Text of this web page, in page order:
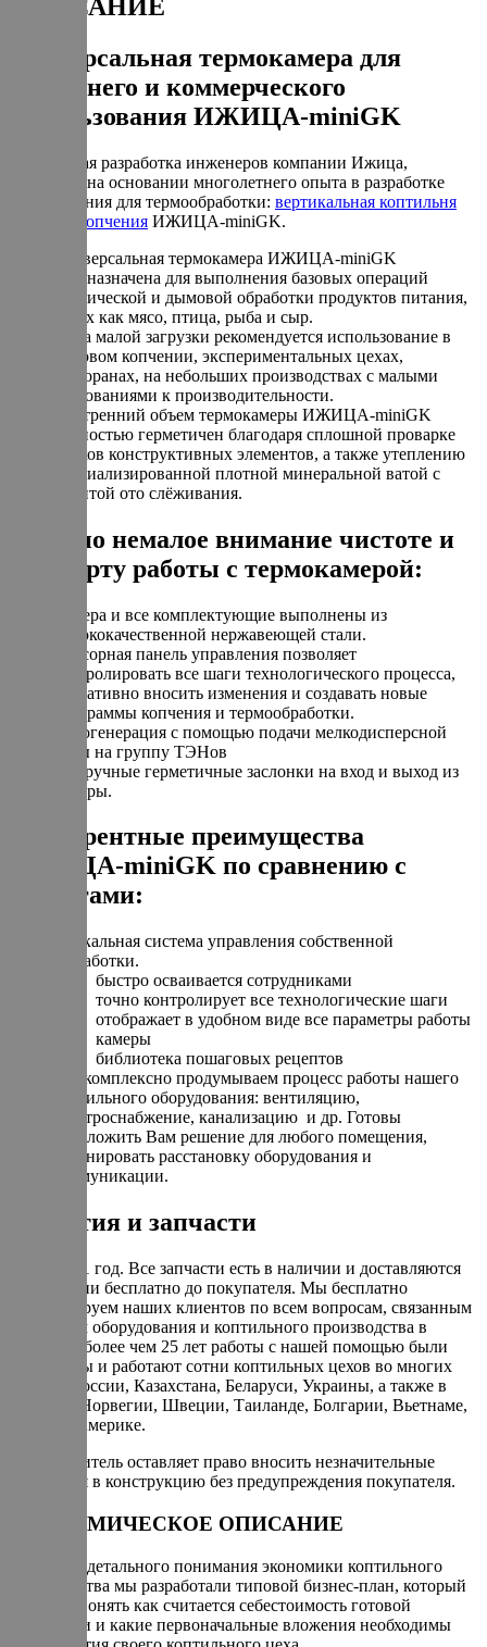
ОПИСАНИЕ
Универсальная термокамера для
домашнего и коммерческого
использования ИЖИЦА-miniGK
Уникальная разработка инженеров компании Ижица,
созданная на основании многолетнего опыта в разработке
оборудования для термообработки: вертикальная коптильня
горячего копчения ИЖИЦА-miniGK.
Универсальная термокамера ИЖИЦА-miniGK
предназначена для выполнения базовых операций
термической и дымовой обработки продуктов питания,
таких как мясо, птица, рыба и сыр.
Из-за малой загрузки рекомендуется использование в
бытовом копчении, экспериментальных цехах,
ресторанах, на небольших производствах с малыми
требованиями к производительности.
Внутренний объем термокамеры ИЖИЦА-miniGK
полностью герметичен благодаря сплошной проварке
стыков конструктивных элементов, а также утеплению
специализированной плотной минеральной ватой с
защитой ото слёживания.
Уделено немалое внимание чистоте и
комфорту работы с термокамерой:
Камера и все комплектующие выполнены из
высококачественной нержавеющей стали.
Сенсорная панель управления позволяет
контролировать все шаги технологического процесса,
оперативно вносить изменения и создавать новые
программы копчения и термообработки.
Парогенерация с помощью подачи мелкодисперсной
воды на группу ТЭНов
Две ручные герметичные заслонки на вход и выход из
камеры.
Конкурентные преимущества
ИЖИЦА-miniGK по сравнению с
аналогами:
Уникальная система управления собственной
разработки.
быстро осваивается сотрудниками
точно контролирует все технологические шаги
отображает в удобном виде все параметры работы
камеры
библиотека пошаговых рецептов
Мы комплексно продумываем процесс работы нашего
коптильного оборудования: вентиляцию,
электроснабжение, канализацию и др. Готовы
предложить Вам решение для любого помещения,
спланировать расстановку оборудования и
коммуникации.
Гарантия и запчасти
Гарантия 1 год. Все запчасти есть в наличии и доставляются
по гарантии бесплатно до покупателя. Мы бесплатно
консультируем наших клиентов по всем вопросам, связанным
с запуском оборудования и коптильного производства в
целом. За более чем 25 лет работы с нашей помощью были
запущенны и работают сотни коптильных цехов во многих
городах России, Казахстана, Беларуси, Украины, а также в
Израиле, Норвегии, Швеции, Таиланде, Болгарии, Вьетнаме,
Кипре и Америке.
Производитель оставляет право вносить незначительные
изменения в конструкцию без предупреждения покупателя.
ЭКОНОМИЧЕСКОЕ ОПИСАНИЕ
Для более детального понимания экономики коптильного
производства мы разработали типовой бизнес-план, который
поможет понять как считается себестоимость готовой
продукции и какие первоначальные вложения необходимы